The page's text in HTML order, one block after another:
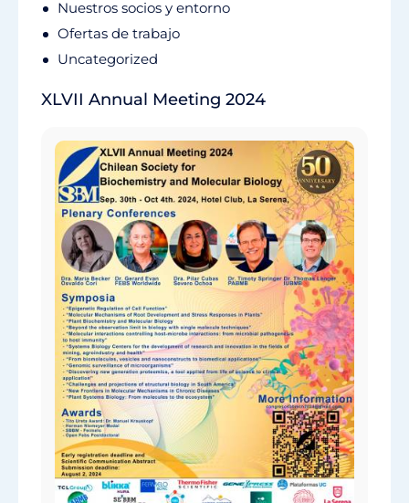
Nuestros socios y entorno
Ofertas de trabajo
Uncategorized
XLVII Annual Meeting 2024